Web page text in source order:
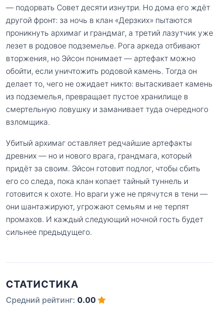
— подорвать Совет десяти изнутри. Но дома его ждёт
другой фронт: за ночь в клан «Дерзких» пытаются
проникнуть архимаг и грандмаг, а третий лазутчик уже
лезет в родовое подземелье. Рога аркеда отбивают
вторжения, но Эйсон понимает — артефакт можно
обойти, если уничтожить родовой камень. Тогда он
делает то, чего не ожидает никто: вытаскивает камень
из подземелья, превращает пустое хранилище в
смертельную ловушку и заманивает туда очередного
взломщика.
Убитый архимаг оставляет редчайшие артефакты
древних — но и нового врага, грандмага, который
придёт за своим. Эйсон готовит подлог, чтобы сбить
его со следа, пока клан копает тайный туннель и
готовится к охоте. Но враги уже не прячутся в тени —
они шантажируют, угрожают семьям и не терпят
промахов. И каждый следующий ночной гость будет
сильнее предыдущего.
СТАТИСТИКА
Средний рейтинг: 0.00